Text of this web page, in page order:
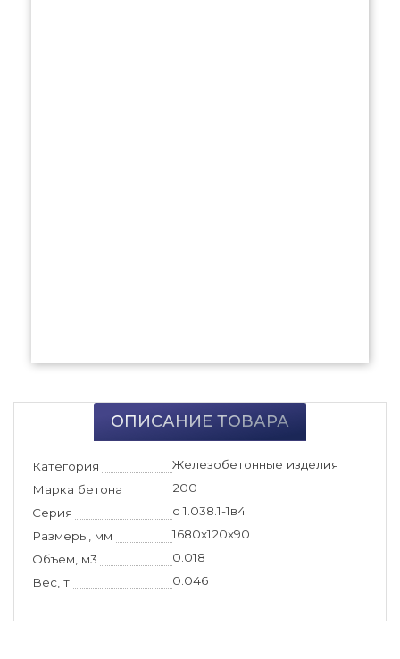
ОПИСАНИЕ ТОВАРА
Категория
Железобетонные изделия
Марка бетона
200
Серия
с 1.038.1-1в4
Размеры, мм
1680x120x90
Объем, м3
0.018
Вес, т
0.046